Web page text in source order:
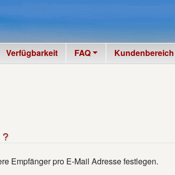
Verfügbarkeit FAQ Kundenbereich
Empfänger pro E-Mail Adresse festlegen.